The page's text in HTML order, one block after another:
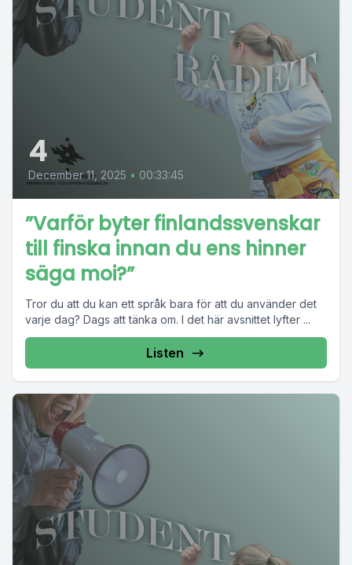
4
December 11, 2025 • 00:33:45
”Varför byter finlandssvenskar
till finska innan du ens hinner
säga moi?”
Tror du att du kan ett språk bara för att du använder det
varje dag? Dags att tänka om. I det här avsnittet lyfter ...
Listen